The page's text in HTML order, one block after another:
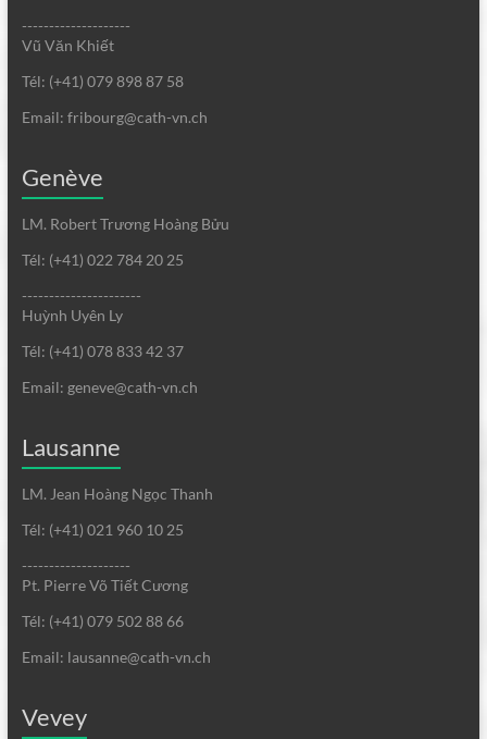
--------------------
Vũ Văn Khiết
Tél: (+41) 079 898 87 58
Email: fribourg@cath-vn.ch
Genève
LM. Robert Trương Hoàng Bửu
Tél: (+41) 022 784 20 25
----------------------
Huỳnh Uyên Ly
Tél: (+41) 078 833 42 37
Email: geneve@cath-vn.ch
Lausanne
LM. Jean Hoàng Ngọc Thanh
Tél: (+41) 021 960 10 25
--------------------
Pt. Pierre Võ Tiết Cương
Tél: (+41) 079 502 88 66
Email: lausanne@cath-vn.ch
Vevey